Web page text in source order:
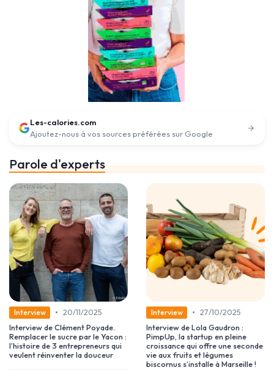
Les-calories.com
Ajoutez-nous à vos sources préférées sur Google
Parole d'experts
Interview • 20/11/2025
Interview de Clément Poyade.
Remplacer le sucre par le Yacon :
l’histoire de 3 entrepreneurs qui
veulent réinventer la douceur
Interview • 27/10/2025
Interview de Lola Gaudron :
PimpUp, la startup en pleine
croissance qui offre une seconde
vie aux fruits et légumes
biscornus s’installe à Marseille !